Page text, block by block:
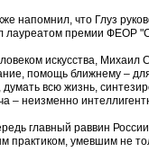
напомнил, что Глуз
лауреатом премии ФЕОР
искусства, Михаил
помощь ближнему –
думать всю жизнь,
– неизменно
главный раввин
практиком, умевшим не